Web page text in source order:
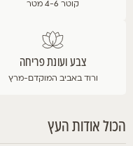
קוטר 4-6 מטר
צבע ועונת פריחה
ורוד באביב המוקדם-מרץ
הכול אודות העץ